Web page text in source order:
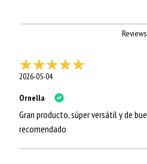
2026-05-04
Ornella
Gran producto, súper versátil y de
recomendado